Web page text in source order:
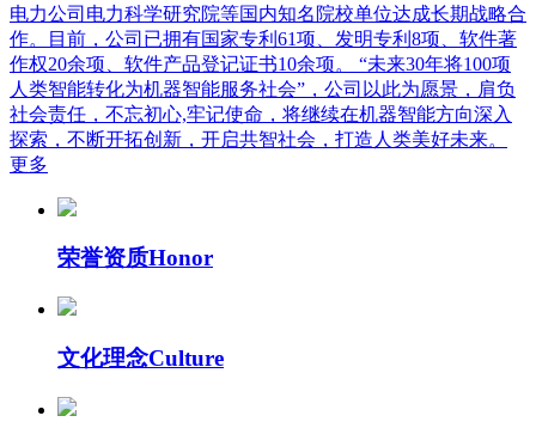
电力公司电力科学研究院等国内知名院校单位达成长期战略合
作。目前，公司已拥有国家专利61项、发明专利8项、软件著
作权20余项、软件产品登记证书10余项。 “未来30年将100项
人类智能转化为机器智能服务社会”，公司以此为愿景，肩负
社会责任，不忘初心,牢记使命，将继续在机器智能方向深入
探索，不断开拓创新，开启共智社会，打造人类美好未来。
更多
荣誉资质Honor
文化理念Culture